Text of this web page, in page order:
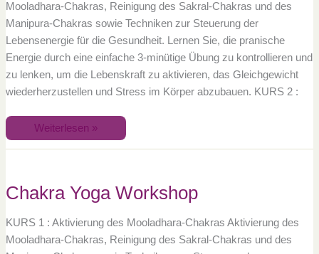
Mooladhara-Chakras, Reinigung des Sakral-Chakras und des
Manipura-Chakras sowie Techniken zur Steuerung der
Lebensenergie für die Gesundheit. Lernen Sie, die pranische
Energie durch eine einfache 3-minütige Übung zu kontrollieren und
zu lenken, um die Lebenskraft zu aktivieren, das Gleichgewicht
wiederherzustellen und Stress im Körper abzubauen. KURS 2 :
Weiterlesen »
Chakra Yoga Workshop
KURS 1 : Aktivierung des Mooladhara-Chakras Aktivierung des
Mooladhara-Chakras, Reinigung des Sakral-Chakras und des